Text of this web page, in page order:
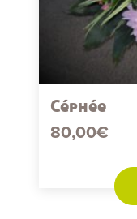
Céphée
80,00€